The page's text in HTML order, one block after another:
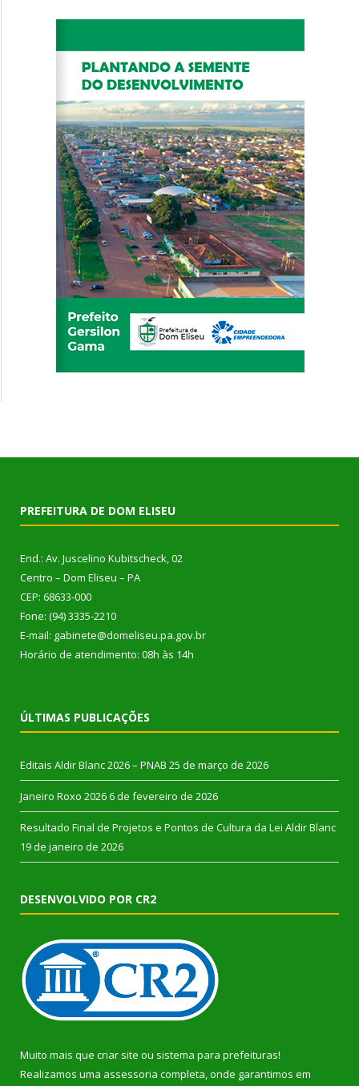
PREFEITURA DE DOM ELISEU
End.: Av. Juscelino Kubitscheck, 02
Centro – Dom Eliseu – PA
CEP: 68633-000
Fone: (94) 3335-2210
E-mail: gabinete@domeliseu.pa.gov.br
Horário de atendimento: 08h às 14h
ÚLTIMAS PUBLICAÇÕES
Editais Aldir Blanc 2026 – PNAB 25 de março de 2026
Janeiro Roxo 2026 6 de fevereiro de 2026
Resultado Final de Projetos e Pontos de Cultura da Lei Aldir Blanc
19 de janeiro de 2026
DESENVOLVIDO POR CR2
Muito mais que criar site ou sistema para prefeituras!
Realizamos uma assessoria completa, onde garantimos em